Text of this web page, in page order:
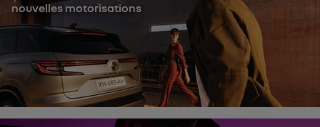
nouvelles motorisations